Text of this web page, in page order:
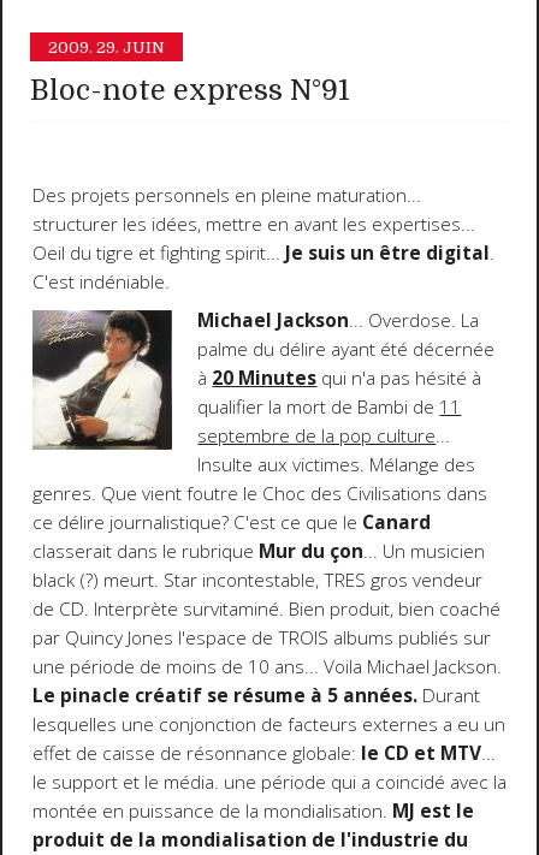
2009. 29. JUIN
Bloc-note express N°91
Des projets personnels en pleine maturation...
structurer les idées, mettre en avant les expertises...
Oeil du tigre et fighting spirit... Je suis un être digital.
C'est indéniable.
Michael Jackson... Overdose. La
palme du délire ayant été décernée
à 20 Minutes qui n'a pas hésité à
qualifier la mort de Bambi de 11
septembre de la pop culture...
Insulte aux victimes. Mélange des
genres. Que vient foutre le Choc des Civilisations dans
ce délire journalistique? C'est ce que le Canard
classerait dans le rubrique Mur du çon... Un musicien
black (?) meurt. Star incontestable, TRES gros vendeur
de CD. Interprète survitaminé. Bien produit, bien coaché
par Quincy Jones l'espace de TROIS albums publiés sur
une période de moins de 10 ans... Voila Michael Jackson.
Le pinacle créatif se résume à 5 années.Durant
lesquelles une conjonction de facteurs externes a eu un
effet de caisse de résonnance globale: le CD et MTV...
le support et le média. une période qui a coincidé avec la
montée en puissance de la mondialisation. MJ est le
produit de la mondialisation de l'industrie du